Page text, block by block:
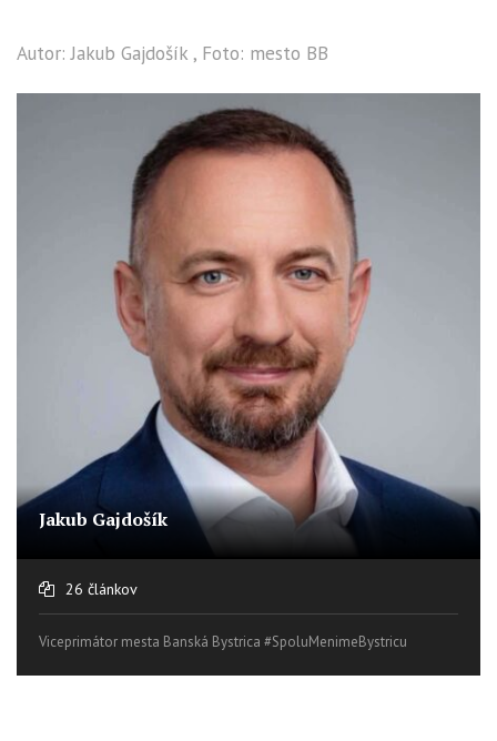
Autor: Jakub Gajdošík , Foto: mesto BB
Jakub Gajdošík
26 článkov
Viceprimátor mesta Banská Bystrica #SpoluMenimeBystricu